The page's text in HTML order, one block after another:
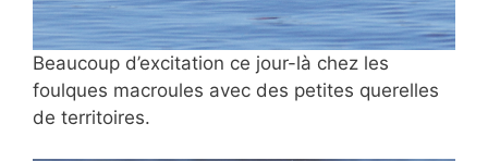
Beaucoup d’excitation ce jour-là chez les
foulques macroules avec des petites querelles
de territoires.